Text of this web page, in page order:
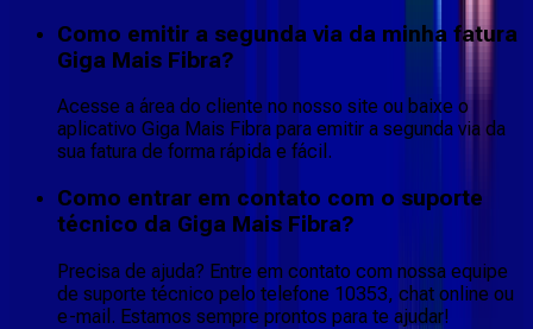
Como emitir a segunda via da minha fatura
Giga Mais Fibra?
Acesse a área do cliente no nosso site ou baixe o
aplicativo Giga Mais Fibra para emitir a segunda via da
sua fatura de forma rápida e fácil.
Como entrar em contato com o suporte
técnico da Giga Mais Fibra?
Precisa de ajuda? Entre em contato com nossa equipe
de suporte técnico pelo telefone 10353, chat online ou
e-mail. Estamos sempre prontos para te ajudar!